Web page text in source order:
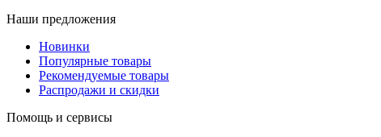
Наши предложения
Новинки
Популярные товары
Рекомендуемые товары
Распродажи и скидки
Помощь и сервисы